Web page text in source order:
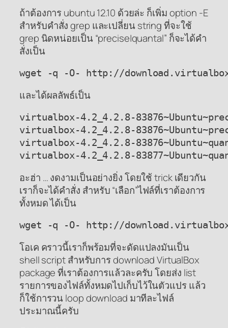
ถ้าต้องการ ubuntu 12.10 ด้วยล่ะ ก็เพิ่ม option -E
สำหรับคำสั่ง grep และเปลี่ยน string ที่จะใช้
grep นิดหน่อยเป็น “precise|quantal” ก็จะได้คำ
สั่งเป็น
wget -q -O- http://
และได้ผลลัพธ์เป็น
virtualbox-4.2_4.2.8-
virtualbox-4.2_4.2.8-
virtualbox-4.2_4.2.8-
virtualbox-4.2_4.2.8-
อะฮ่า … งดงามเป็นอย่างยิ่ง โดยใช้ trick เดียวกัน
เราก็จะได้คำสั่ง สำหรับ “เลือก”ไฟล์ที่เราต้องการ
ทั้งหมด ได้เป็น
wget -q -O- http://
โอเค คราวนี้เราก็พร้อมที่จะดัดแปลงมันเป็น
shell script สำหรับการ download VirtualBox
package ที่เราต้องการแล้วละครับ โดยส่ง list
รายการของไฟล์ทั้งหมดไปเก็บไว้ในตัวแปร แล้ว
ก็ใช้การวน loop download มาทีละไฟล์
ประมาณนี้ครับ